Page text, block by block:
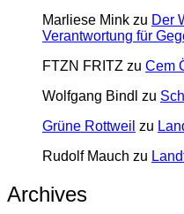
Marliese Mink zu Der
Verantwortung für
FTZN FRITZ zu Cem
Wolfgang Bindl zu
Grüne Rottweil zu
Rudolf Mauch zu
Archives